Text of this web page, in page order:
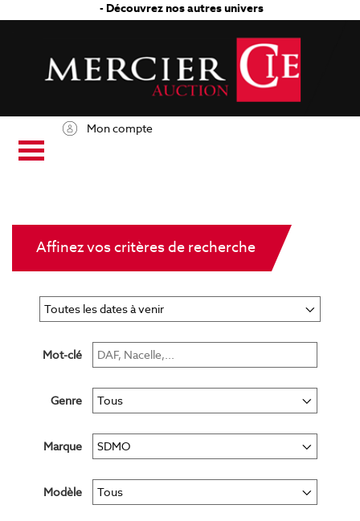
- Découvrez nos autres univers
Mon compte
Affinez vos critères de recherche
Mot-clé
Genre
Marque
Modèle